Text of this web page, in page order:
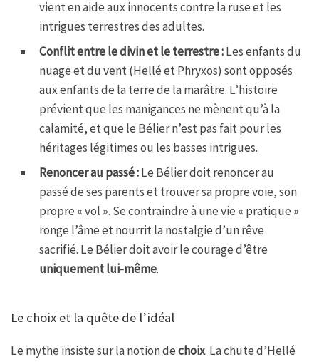
vient en aide aux innocents contre la ruse et les
intrigues terrestres des adultes.
Conflit entre le divin et le terrestre :Les enfants du
nuage et du vent (Hellé et Phryxos) sont opposés
aux enfants de la terre de la marâtre. L’histoire
prévient que les manigances ne mènent qu’à la
calamité, et que le Bélier n’est pas fait pour les
héritages légitimes ou les basses intrigues.
Renoncer au passé :Le Bélier doit renoncer au
passé de ses parents et trouver sa propre voie, son
propre « vol ». Se contraindre à une vie « pratique »
ronge l’âme et nourrit la nostalgie d’un rêve
sacrifié. Le Bélier doit avoir le courage d’être
uniquement lui-même.
Le choix et la quête de l’idéal
Le mythe insiste sur la notion dechoix. La chute d’Hellé